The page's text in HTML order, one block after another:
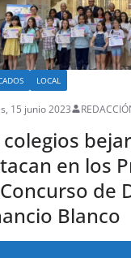
LOCAL
15 junio 2023
colegios
en los
de
Blanco